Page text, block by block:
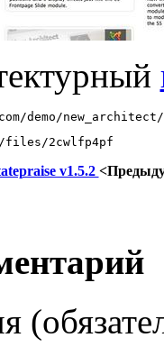
demo/
files/2cwlfp4pf
v1.5.2